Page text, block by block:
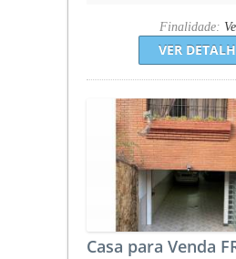
Finalidade:
VER
Casa para Venda